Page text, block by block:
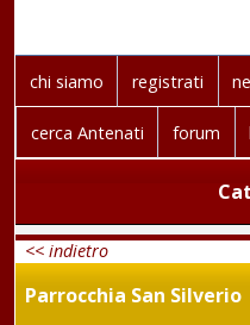
chi siamo registrati
cerca Antenati forum
<< indietro
Parrocchia San Silverio